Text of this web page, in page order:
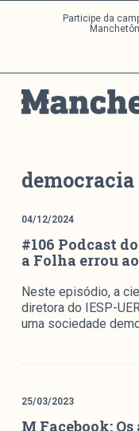
Participe da
a
p
o
e
ú
d
DONI
Boletim M
M Facebook
M Instagram
Livros
Mediómetro
democracia
04/12/2024
#106 Podcast
a Folha errou
Neste episódio, a
diretora do IESP-
uma sociedade
25/03/2023
M Facebook: